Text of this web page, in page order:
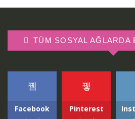
TÜM SOSYAL AĞLARDA
Facebook Pinterest